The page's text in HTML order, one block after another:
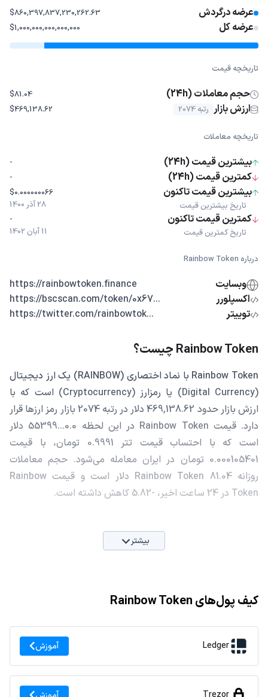
عرضه درگردش $860,397,837,230,262.63
عرضه کل $1,000,000,000,000,000
تاریخچه قیمت
حجم معاملات (24h) $81.04
ارزش بازار رتبه 2074 $469,138.62
تاریخچه معاملات
بیشترین قیمت (24h) -
کمترین قیمت (24h) -
بیشترین قیمت تاکنون
تاریخ بیشترین قیمت
$0.000000066
28 آذر 1400
کمترین قیمت تاکنون
تاریخ کمترین قیمت
-
11 آبان 1402
درباره Rainbow Token
وبسایت
https://rainbowtoken.finance
اکسپلورر
...https://bscscan.com/token/0x67
توییتر
...https://twitter.com/rainbowtok
Rainbow Token چیست؟
Rainbow Token با نماد اختصاری (RAINBOW) یک ارز دیجیتال
(Digital Currency) یا رمزارز (Cryptocurrency) است که با
ارزش بازار حدود 469,138.62 دلار در رتبه 2074 بازار رمز ارزها قرار
دارد. قیمت Rainbow Token در این لحظه 0.0...55399 دلار
است که با احتساب قیمت تتر 0.9991 تومان، با قیمت
0.000105401 تومان در ایران معامله می‌شود. حجم معاملات
روزانه Rainbow Token 81.04 دلار است و قیمت Rainbow
Token در 24 ساعت اخیر، -5.82 کاهش داشته است.
بیشتر
کیف پول‌های Rainbow Token
Ledger آموزش